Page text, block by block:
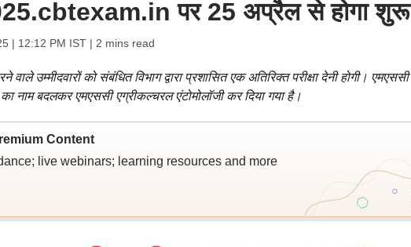
पर 25 अप्रैल से होगा शुरू
| 12:12 PM IST| 2 mins read
उम्मीदवारों को संबंधित विभाग द्वारा प्रशासित एक अतिरिक्त परीक्षा देनी होगी। एमएससी
नाम बदलकर एमएससी एग्रीकल्चरल एंटोमोलॉजी कर दिया गया है।
Content
live webinars; learning resources and more